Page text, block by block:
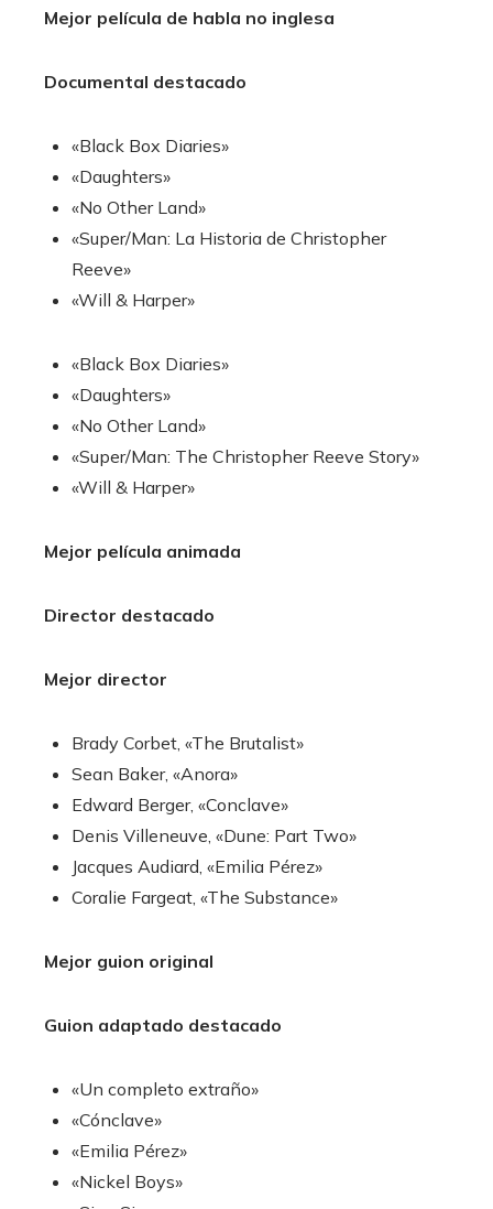
Mejor película de habla no inglesa
Documental destacado
«Black Box Diaries»
«Daughters»
«No Other Land»
«Super/Man: La Historia de Christopher
Reeve»
«Will & Harper»
«Black Box Diaries»
«Daughters»
«No Other Land»
«Super/Man: The Christopher Reeve Story»
«Will & Harper»
Mejor película animada
Director destacado
Mejor director
Brady Corbet, «The Brutalist»
Sean Baker, «Anora»
Edward Berger, «Conclave»
Denis Villeneuve, «Dune: Part Two»
Jacques Audiard, «Emilia Pérez»
Coralie Fargeat, «The Substance»
Mejor guion original
Guion adaptado destacado
«Un completo extraño»
«Cónclave»
«Emilia Pérez»
«Nickel Boys»